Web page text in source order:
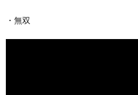
・無双